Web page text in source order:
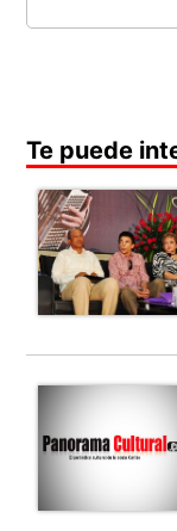
Te puede